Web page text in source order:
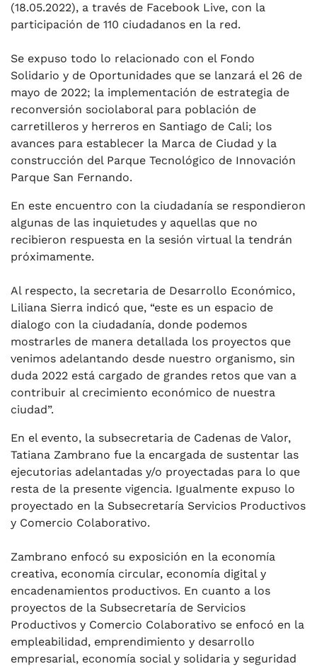
(18.05.2022), a través de Facebook Live, con la
participación de 110 ciudadanos en la red.
Se expuso todo lo relacionado con el Fondo
Solidario y de Oportunidades que se lanzará el 26 de
mayo de 2022; la implementación de estrategia de
reconversión sociolaboral para población de
carretilleros y herreros en Santiago de Cali; los
avances para establecer la Marca de Ciudad y la
construcción del Parque Tecnológico de Innovación
Parque San Fernando.
En este encuentro con la ciudadanía se respondieron
algunas de las inquietudes y aquellas que no
recibieron respuesta en la sesión virtual la tendrán
próximamente.
Al respecto, la secretaria de Desarrollo Económico,
Liliana Sierra indicó que, “este es un espacio de
dialogo con la ciudadanía, donde podemos
mostrarles de manera detallada los proyectos que
venimos adelantando desde nuestro organismo, sin
duda 2022 está cargado de grandes retos que van a
contribuir al crecimiento económico de nuestra
ciudad”.
En el evento, la subsecretaria de Cadenas de Valor,
Tatiana Zambrano fue la encargada de sustentar las
ejecutorias adelantadas y/o proyectadas para lo que
resta de la presente vigencia. Igualmente expuso lo
proyectado en la Subsecretaría Servicios Productivos
y Comercio Colaborativo.
Zambrano enfocó su exposición en la economía
creativa, economía circular, economía digital y
encadenamientos productivos. En cuanto a los
proyectos de la Subsecretaría de Servicios
Productivos y Comercio Colaborativo se enfocó en la
empleabilidad, emprendimiento y desarrollo
empresarial, economía social y solidaria y seguridad